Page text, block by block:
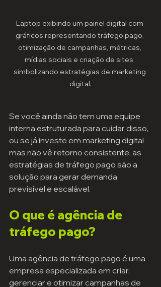
Laptop exibindo um painel digital com
gráficos representando tráfego pago,
otimização de campanhas, métricas,
mídias sociais e criação de sites,
simbolizando estratégias de marketing
digital.
Se você ainda não tem uma equipe
interna estruturada para cuidar disso,
ou se já investe em marketing digital
mas não vê retorno consistente, as
estratégias de tráfego pago são a
solução para gerar demanda
previsível e escalável.
O que é agência de
tráfego pago?
Uma agência de tráfego pago é uma
empresa especializada em criar,
gerenciar e otimizar campanhas de